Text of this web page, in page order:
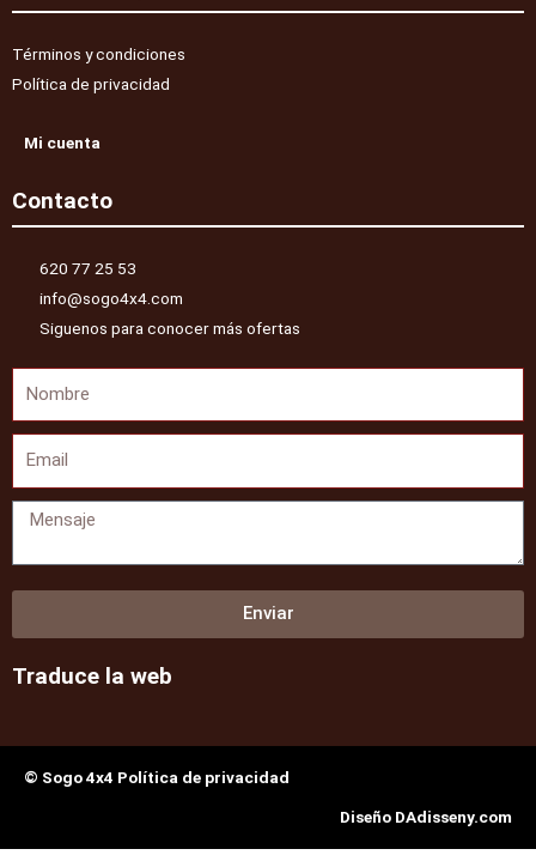
Términos y condiciones
Política de privacidad
Mi cuenta
Contacto
620 77 25 53
info@sogo4x4.com
Siguenos para conocer más ofertas
Mensaje
Enviar
Traduce la web
© Sogo 4x4 Política de privacidad
Diseño DAdisseny.com